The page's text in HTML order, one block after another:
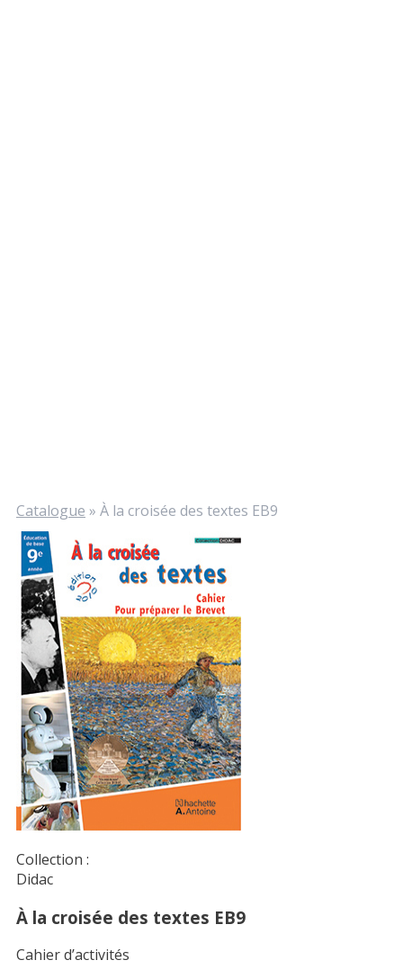
Catalogue » À la croisée des textes EB9
Collection :
Didac
À la croisée des textes EB9
Cahier d’activités